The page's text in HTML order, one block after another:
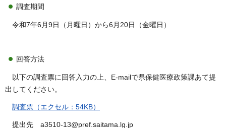
調査期間
令和7年6月9日（月曜日）から6月20日（金曜日）
回答方法
以下の調査票に回答入力の上、E-mailで県保健医療政策課あて提
出してください。
調査票（エクセル：54KB）
提出先 a3510-13@pref.saitama.lg.jp